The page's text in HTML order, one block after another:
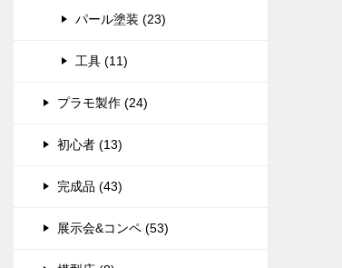
パール塗装 (23)
工具 (11)
プラモ製作 (24)
初心者 (13)
完成品 (43)
展示会&コンペ (53)